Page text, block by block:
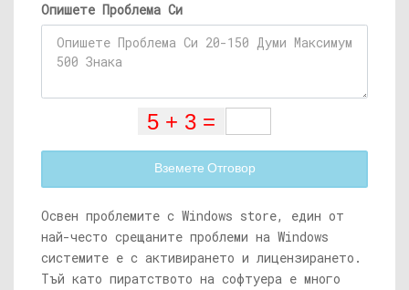
Опишете Проблема Си
Вземете Отговор
Освен проблемите с Windows store, един от
най-често срещаните проблеми на Windows
системите е с активирането и лицензирането.
Тъй като пиратството на софтуера е много